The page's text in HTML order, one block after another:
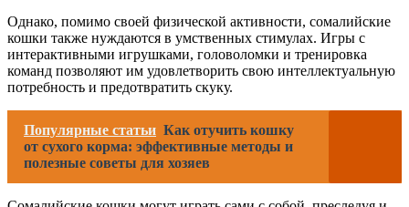
Однако, помимо своей физической активности, сомалийские
кошки также нуждаются в умственных стимулах. Игры с
интерактивными игрушками, головоломки и тренировка
команд позволяют им удовлетворить свою интеллектуальную
потребность и предотвратить скуку.
Популярные статьи Как отучить кошку
от сухого корма: эффективные методы и
полезные советы для хозяев